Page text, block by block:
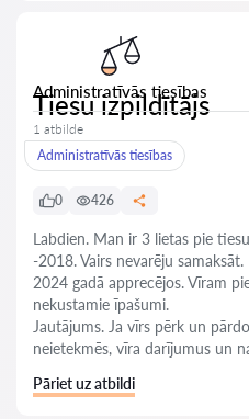
Administratīvās tiesības
Tiesu izpildītājs
1 atbilde
Administratīvās tiesības
0 426
Labdien. Man ir 3 lietas pie
-2018. Vairs nevarēju samaksāt.
2024 gadā apprecējos. Vīram
nekustamie īpašumi.
Jautājums. Ja vīrs pērk un
neietekmēs, vīra darījumus un
Pāriet uz atbildi